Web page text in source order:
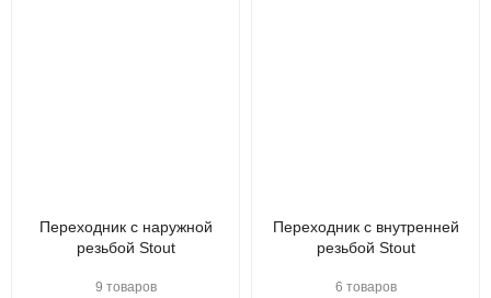
Переходник с наружной
резьбой Stout
9 товаров
Переходник с внутренней
резьбой Stout
6 товаров